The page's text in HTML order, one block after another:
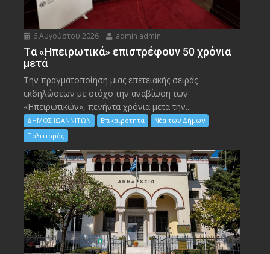
6 Αυγούστου 2026 admin admin
Tα «Ηπειρωτικά» επιστρέφουν 50 χρόνια
μετά
Την πραγματοποίηση μιας επετειακής σειράς
εκδηλώσεων με στόχο την αναβίωση των
«Ηπειρωτικών», πενήντα χρόνια μετά την...
ΔΗΜΟΣ ΙΩΑΝΝΙΤΩΝ Επικαιρότητα
Νέα των Δήμων
Πολιτισμός